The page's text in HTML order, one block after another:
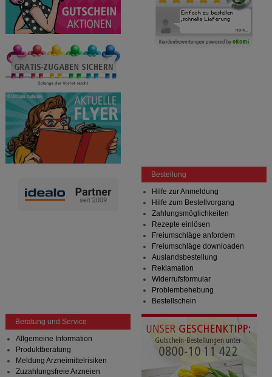
Bestellung
Hilfe zur Anmeldung
Hilfe zum Bestellvorgang
Zahlungsmöglichkeiten
Rezepte einlösen
Freiumschläge anfordern
Freiumschläge downloaden
Auslandsbestellung
Reklamation
Widerrufsformular
Problembehebung
Bestellschein
Beratung und Service
Allgemeine Information
Produktberatung
Meldung Arzneimittelrisiken
Zuzahlungsfreie Arzneien